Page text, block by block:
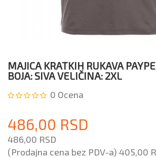
MAJICA KRATKIH RUKAVA
BOJA: SIVA VELIČINA: 2XL
0 Ocena
486,00 RSD
486,00 RSD
(Prodajna cena bez PDV-a) 405,00